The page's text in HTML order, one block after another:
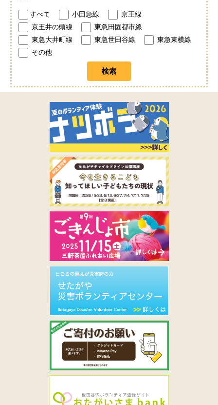
すべて 小田急線
京王線
京王井の頭線
東急田園都市線
東急大井町線
東急世田谷線
東急東横線
その他